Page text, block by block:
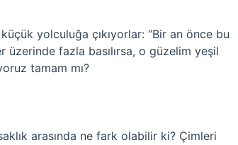
yolculuğa çıkıyorlar: “Bir an önce bu
üzerinde fazla basılırsa, o güzelim yeşil
tamam mı?
arasında ne fark olabilir ki? Çimleri